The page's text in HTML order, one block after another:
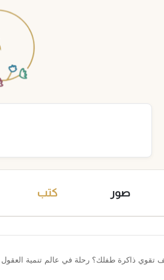
صور كتب
تقوي ذاكرة طفلك؟ رحلة في عالم تنمية العقول